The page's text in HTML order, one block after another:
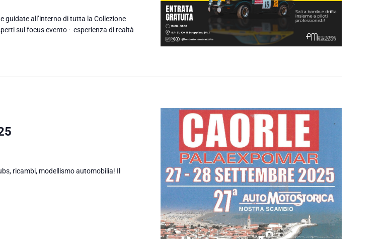
guidate all’interno di tutta la Collezione
sul focus evento · esperienza di realtà
ricambi, modellismo automobilia! Il